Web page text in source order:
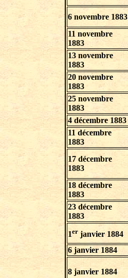
6 novembre 1883
11 novembre
1883
13 novembre
1883
20 novembre
1883
25 novembre
1883
4 décembre 1883
11 décembre
1883
17 décembre
1883
18 décembre
1883
23 décembre
1883
1erjanvier 1884
6 janvier 1884
8 janvier 1884